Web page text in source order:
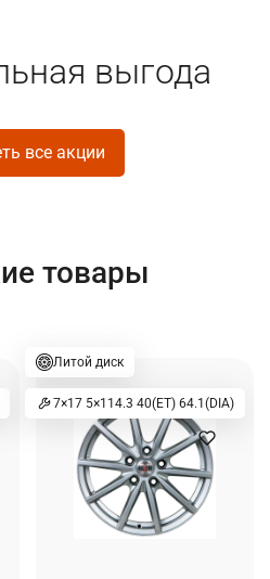
выгода
все акции
товары
Литой диск
7×17 5×114.3 40(ET) 64.1(DIA)